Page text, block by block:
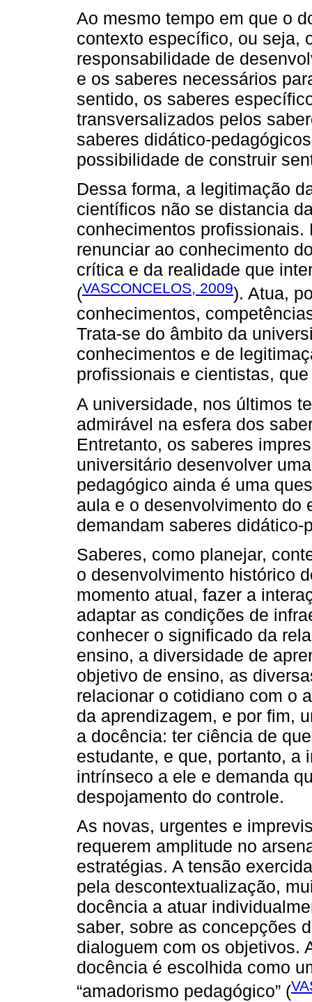
Ao mesmo tempo em que o
contexto específico, ou seja,
responsabilidade de
e os saberes necessários
sentido, os saberes
transversalizados pelos
saberes didático-
possibilidade de construir
Dessa forma, a legitimação
científicos não se distancia
conhecimentos
renunciar ao conhecimento
crítica e da realidade que
(VASCONCELOS, 2009). Atua,
conhecimentos,
Trata-se do âmbito da
conhecimentos e de
profissionais e cientistas,
A universidade, nos últimos
admirável na esfera dos
Entretanto, os saberes
universitário desenvolver
pedagógico ainda é uma
aula e o desenvolvimento do
demandam saberes
Saberes, como planejar,
o desenvolvimento histórico
momento atual, fazer a
adaptar as condições de
conhecer o significado da
ensino, a diversidade de
objetivo de ensino, as
relacionar o cotidiano com o
da aprendizagem, e por fim,
a docência: ter ciência de
estudante, e que, portanto, a
intrínseco a ele e demanda
despojamento do controle.
As novas, urgentes e
requerem amplitude no
estratégias. A tensão
pela descontextualização,
docência a atuar
saber, sobre as concepções
dialoguem com os objetivos.
docência é escolhida como
“amadorismo pedagógico” (